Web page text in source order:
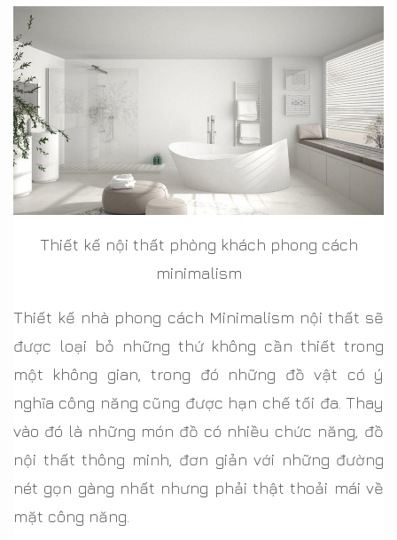
Thiết kế nội thất phòng khách phong cách
minimalism
Thiết kế nhà phong cách Minimalism nội thất sẽ
được loại bỏ những thứ không cần thiết trong
một không gian, trong đó những đồ vật có ý
nghĩa công năng cũng được hạn chế tối đa. Thay
vào đó là những món đồ có nhiều chức năng, đồ
nội thất thông minh, đơn giản với những đường
nét gọn gàng nhất nhưng phải thật thoải mái về
mặt công năng.